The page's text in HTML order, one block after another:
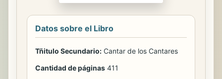
Datos sobre el Libro
Tñitulo Secundario: Cantar de los Cantares
Cantidad de páginas 411